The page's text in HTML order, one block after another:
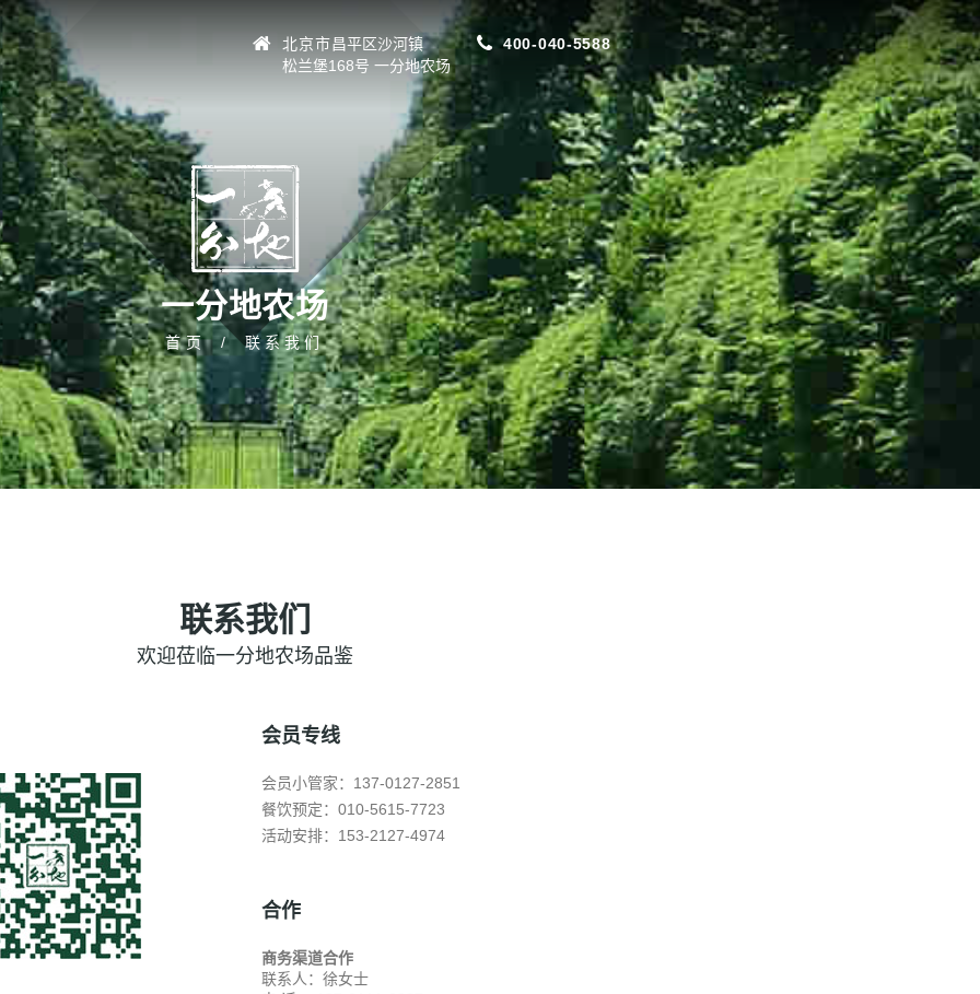
北京市昌平区沙河镇
松兰堡168号 一分地农场
400-040-5588
一分地农场
首页 联系我们
联系我们
欢迎莅临一分地农场品鉴
会员专线
会员小管家：137-0127-2851
餐饮预定：010-5615-7723
活动安排：153-2127-4974
合作
商务渠道合作
联系人：徐女士